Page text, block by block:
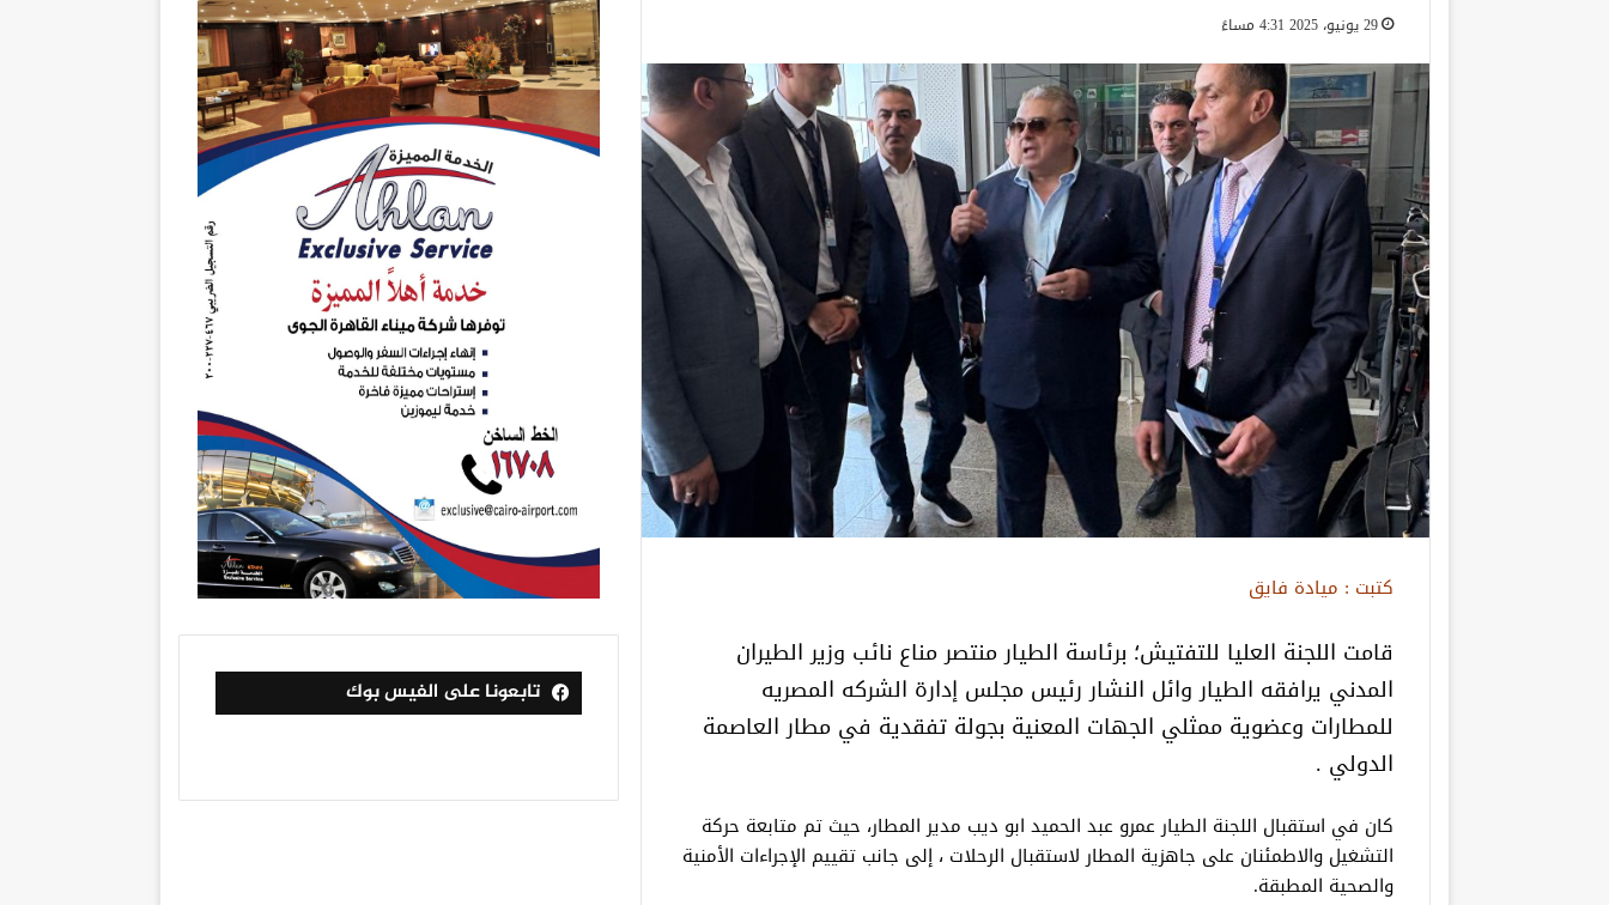
29 يونيو، 2025 4:31 مساءً
كتبت : ميادة فايق
قامت اللجنة العليا للتفتيش؛ برئاسة الطيار منتصر مناع نائب وزير الطيران
المدني يرافقه الطيار وائل النشار رئيس مجلس إدارة الشركه المصريه
للمطارات وعضوية ممثلي الجهات المعنية بجولة تفقدية في مطار العاصمة
الدولي .
كان في استقبال اللجنة الطيار عمرو عبد الحميد ابو ديب مدير المطار، حيث تم متابعة حركة
التشغيل والاطمئنان على جاهزية المطار لاستقبال الرحلات ، إلى جانب تقييم الإجراءات الأمنية
والصحية المطبقة.
تابعونا على الفيس بوك